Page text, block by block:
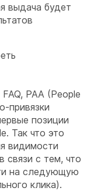
выдача будет
PAA (People
привязки
позиции
Так что это
видимости
связи с тем, что
на следующую
клика).